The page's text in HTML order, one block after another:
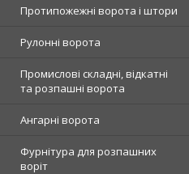
Протипожежні ворота і штори
Рулонні ворота
Промислові складні, відкатні
та розпашні ворота
Ангарні ворота
Фурнітура для розпашних
воріт